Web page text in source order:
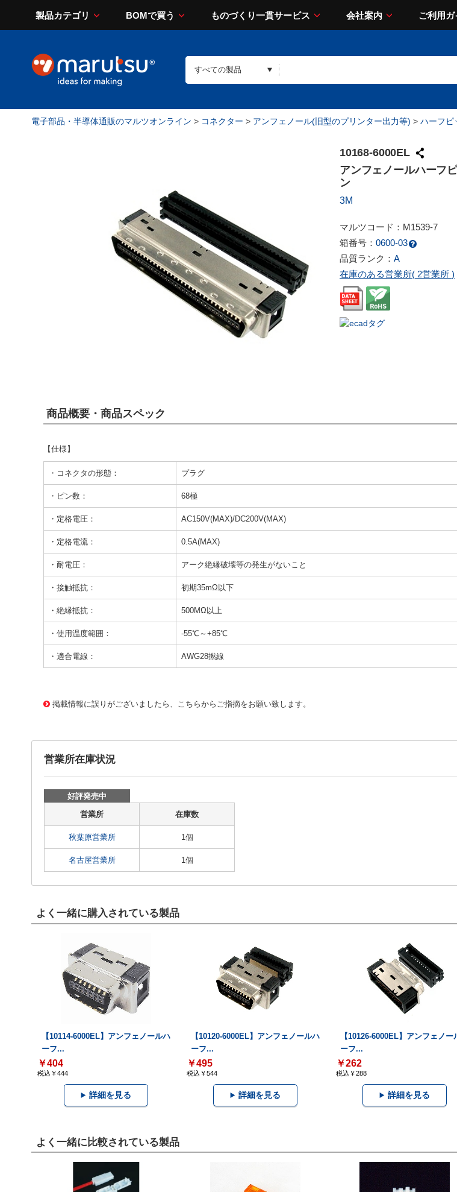
製品カテゴリ BOMで買う ものづくり一貫サービス 会社案内 ご利用ガ
電子部品・半導体通販のマルツオンライン > コネクター > アンフェノール(旧型のプリンター出力等) > ハーフピ
10168-6000EL
アンフェノールハーフ
ン
3M
マルツコード： M1539-7
箱番号： 0600-03
品質ランク： A
在庫のある営業所( 2営業所 )
商品概要・商品スペック
【仕様】
・コネクタの形態： プラグ
・ピン数： 68極
・定格電圧： AC150V(MAX)/DC200V(MAX)
・定格電流： 0.5A(MAX)
・耐電圧： アーク絶縁破壊等の発生がないこと
・接触抵抗： 初期35mΩ以下
・絶縁抵抗： 500MΩ以上
・使用温度範囲： -55℃～+85℃
・適合電線： AWG28撚線
掲載情報に誤りがございましたら、こちらからご指摘をお願い致します。
営業所在庫状況
好評発売中
営業所
在庫数
秋葉原営業所 1個
名古屋営業所 1個
よく一緒に購入されている製品
【10114-6000EL】アンフェノールハ
ーフ...
￥404
税込￥444
詳細を見る
【10120-6000EL】アンフェノールハ
ーフ...
￥495
税込￥544
詳細を見る
【10126-6000EL】アンフェノー
ーフ...
￥262
税込￥288
詳細を見る
よく一緒に比較されている製品